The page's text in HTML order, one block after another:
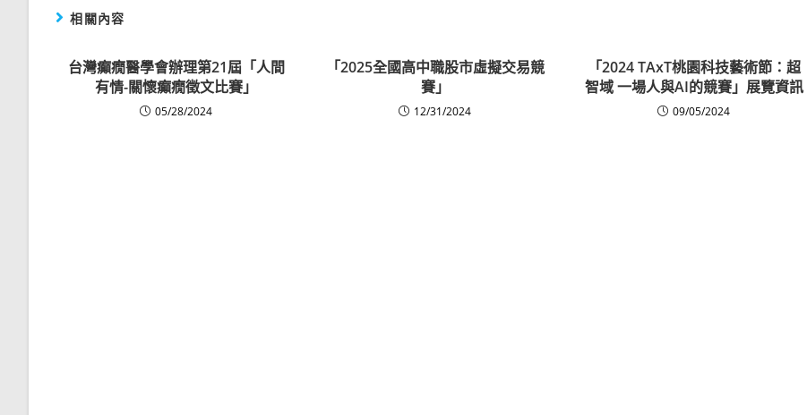
相關內容
台灣癲癇醫學會辦理第21屆「人間
有情-關懷癲癇徵文比賽」
05/28/2024
「2025全國高中職股市虛擬交易競
賽」
12/31/2024
「2024 TAxT桃園科技藝術節：超
智域 一場人與AI的競賽」展覽資訊
09/05/2024